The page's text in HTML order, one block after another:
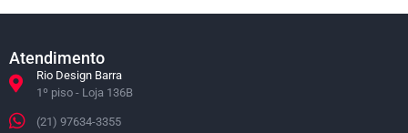
Atendimento
Rio Design Barra
1º piso - Loja 136B
(21) 97634-3355